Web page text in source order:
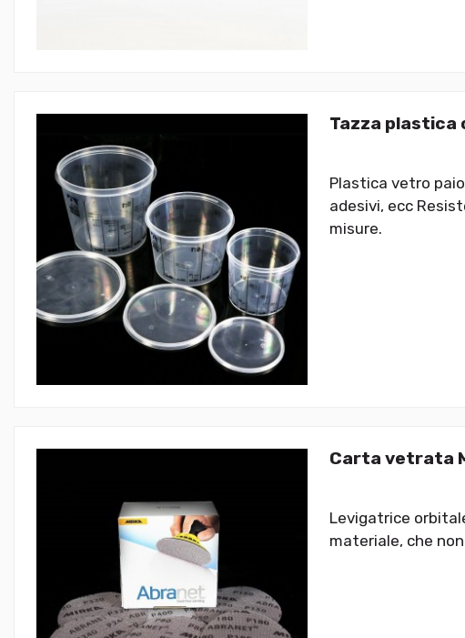
Tazza plastica
Plastica vetro
adesivi, ecc
misure.
Carta vetrata
Levigatrice
materiale, che